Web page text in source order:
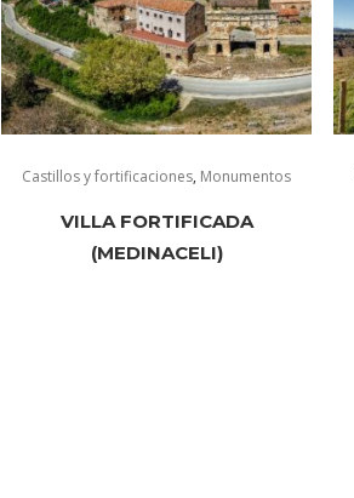
Castillos y fortificaciones, Monumentos
VILLA FORTIFICADA
(MEDINACELI)